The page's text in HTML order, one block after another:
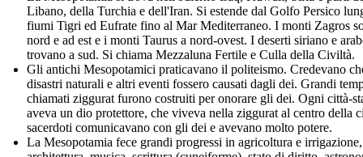
Libano, della Turchia e dell'Iran. Si estende dal Golfo Persico
fiumi Tigri ed Eufrate fino al Mar Mediterraneo. I monti Zagros
nord e ad est e i monti Taurus a nord-ovest. I deserti siriano e
trovano a sud. Si chiama Mezzaluna Fertile e Culla della Civiltà.
Gli antichi Mesopotamici praticavano il politeismo. Credevano
disastri naturali e altri eventi fossero causati dagli dei. Grandi
chiamati ziggurat furono costruiti per onorare gli dei. Ogni città-
aveva un dio protettore, che viveva nella ziggurat al centro della
sacerdoti comunicavano con gli dei e avevano molto potere.
La Mesopotamia fece grandi progressi in agricoltura e